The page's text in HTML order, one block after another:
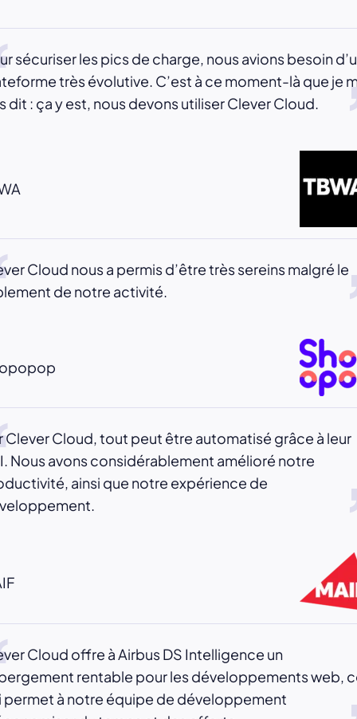
sécuriser les pics de charge, nous avions besoin
très évolutive. C’est à ce moment-là que je
dit : ça y est, nous devons utiliser Clever Cloud.
Cloud nous a permis d’être très sereins malgré le
de notre activité.
Clever Cloud, tout peut être automatisé grâce à leur
Nous avons considérablement amélioré notre
ainsi que notre expérience de
Cloud offre à Airbus DS Intelligence un
rentable pour les développements web,
permet à notre équipe de développement